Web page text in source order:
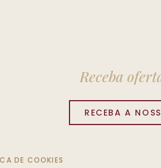
Receba
RECEBA A
DE COOKIES